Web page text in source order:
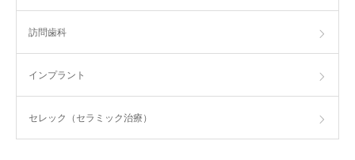
訪問歯科
インプラント
セレック（セラミック治療）